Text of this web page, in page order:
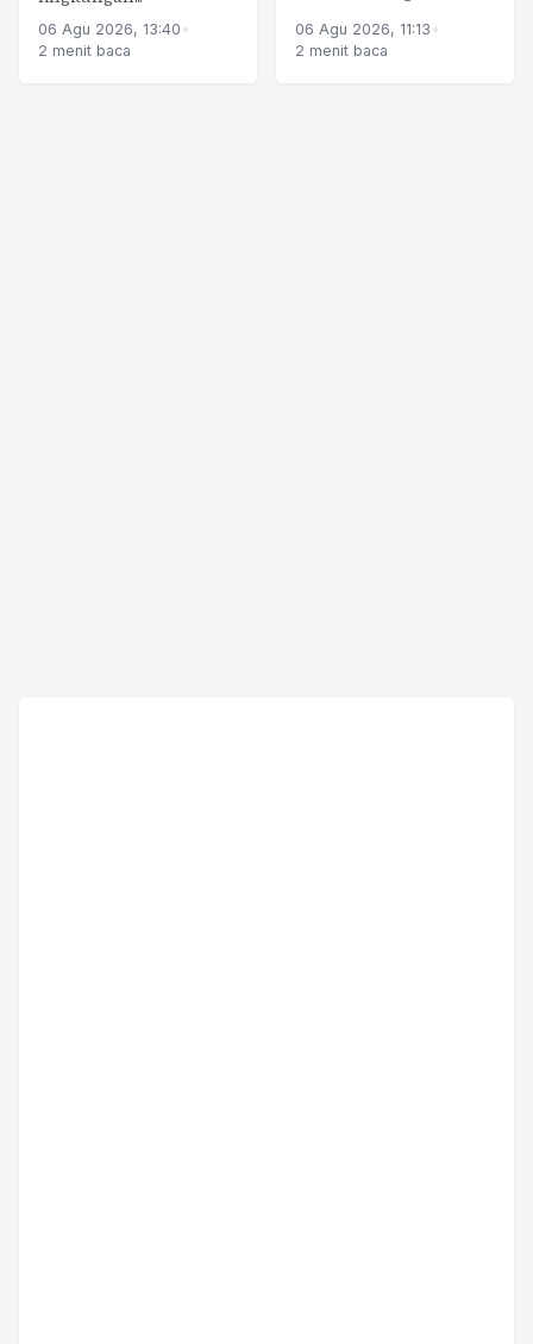
06 Agu 2026, 13:40 •
2 menit baca
06 Agu 2026, 11:13 •
2 menit baca